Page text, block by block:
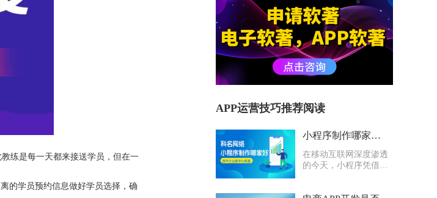
练是每一天都来接送学员，但在一
的学员预约信息做好学员选择，确
APP运营技巧推荐阅读
小程序制作哪家好？科名网络用专业筑牢企业数字化根基
在移动互联网深度渗透
的今天，小程序凭借轻